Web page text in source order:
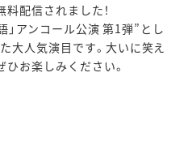
料配信されました！
」アンコール公演 第1弾”とし
大人気演目です。大いに笑え
お楽しみください。